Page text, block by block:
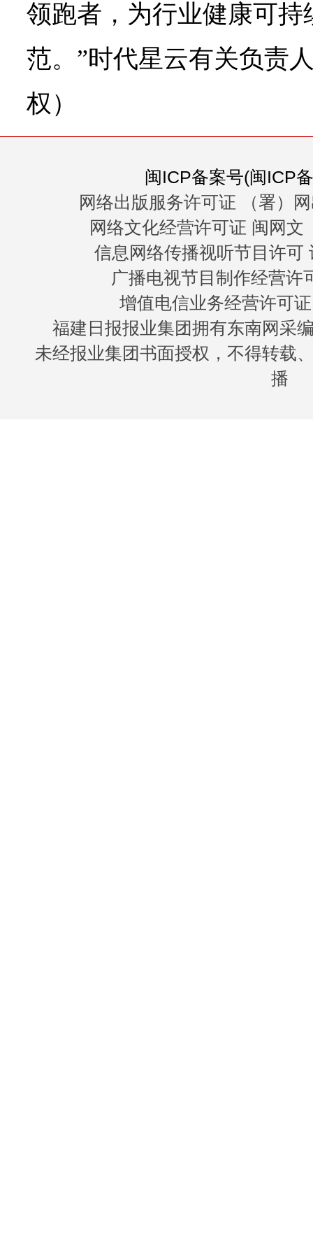
领跑者，为行业健康可持
范。”时代星云有关负责
权）
闽ICP备案号(闽ICP
网络出版服务许可证 （署）
网络文化经营许可证 闽网文
信息网络传播视听节目许可
广播电视节目制作经营许
增值电信业务经营许可
福建日报报业集团拥有东南网采
未经报业集团书面授权，不得转载
播